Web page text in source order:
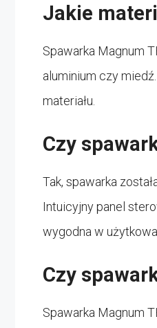
Jakie
Spawarka Magnum
aluminium czy
materiału.
Czy
Tak, spawarka
Intuicyjny panel
wygodna w
Czy
Spawarka Magnum